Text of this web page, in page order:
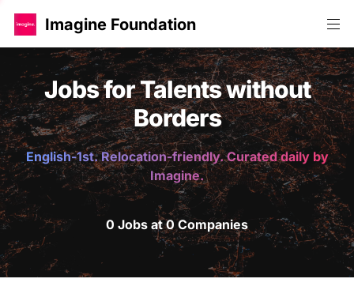
Imagine Foundation
Jobs for Talents without
Borders
English-1st. Relocation-friendly. Curated daily by
Imagine.
0 Jobs at 0 Companies